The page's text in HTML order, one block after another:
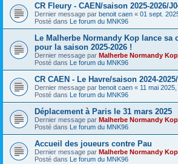
CR Fleury - CAEN/saison 2025-2026/
Dernier message par benoit caen « 01 sept.
Posté dans Le forum du MNK96
Le Malherbe Normandy Kop lance sa
pour la saison 2025-2026 !
Dernier message par Malherbe Normandy Kop
Posté dans Le forum du MNK96
CR CAEN - Le Havre/saison 2024-
Dernier message par benoit caen « 11 mai
Posté dans Le forum du MNK96
Déplacement à Paris le 31 mars 2025
Dernier message par Malherbe Normandy Kop
Posté dans Le forum du MNK96
Accueil des joueurs contre Pau
Dernier message par Malherbe Normandy Kop
Posté dans Le forum du MNK96